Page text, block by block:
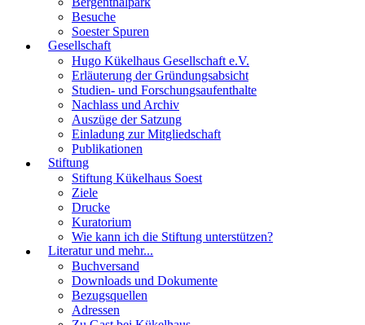
Besuche
Soester Spuren
Gesellschaft
Hugo Kükelhaus Gesellschaft e.V.
Erläuterung der Gründungsabsicht
Studien- und Forschungsaufenthalte
Nachlass und Archiv
Auszüge der Satzung
Einladung zur Mitgliedschaft
Publikationen
Stiftung
Stiftung Kükelhaus Soest
Ziele
Drucke
Kuratorium
Wie kann ich die Stiftung unterstützen?
Literatur und mehr...
Buchversand
Downloads und Dokumente
Bezugsquellen
Adressen